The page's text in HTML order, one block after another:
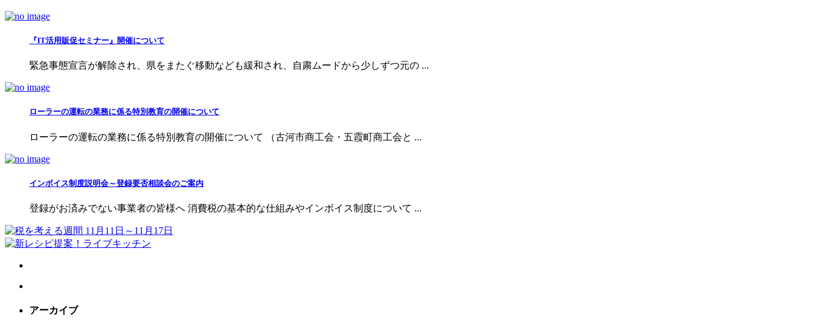
『IT活用販促セミナー』開催について
緊急事態宣言が解除され、県をまたぐ移動なども緩和され、自粛ムードから少しずつ元の ...
ローラーの運転の業務に係る特別教育の開催について
ローラーの運転の業務に係る特別教育の開催について （古河市商工会・五霞町商工会と ...
インボイス制度説明会～登録要否相談会のご案内
登録がお済みでない事業者の皆様へ 消費税の基本的な仕組みやインボイス制度について ...
アーカイブ